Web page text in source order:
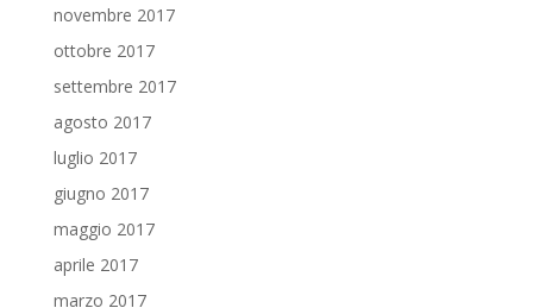
novembre 2017
ottobre 2017
settembre 2017
agosto 2017
luglio 2017
giugno 2017
maggio 2017
aprile 2017
marzo 2017